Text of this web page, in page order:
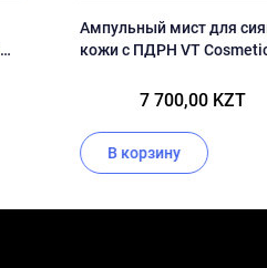
Ампульный мист для
кожи с ПДРН VT
7 700,00 KZT
В корзину